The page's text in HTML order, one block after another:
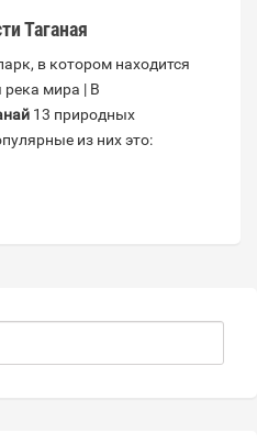
Таганая
в котором находится
мира | В
13 природных
из них это: